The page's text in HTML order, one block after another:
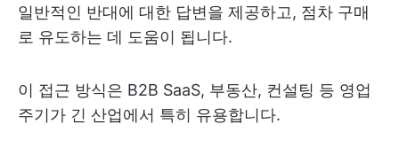
일반적인 반대에 대한 답변을 제공하고, 점차 구매
로 유도하는 데 도움이 됩니다.
이 접근 방식은 B2B SaaS, 부동산, 컨설팅 등 영업
주기가 긴 산업에서 특히 유용합니다.